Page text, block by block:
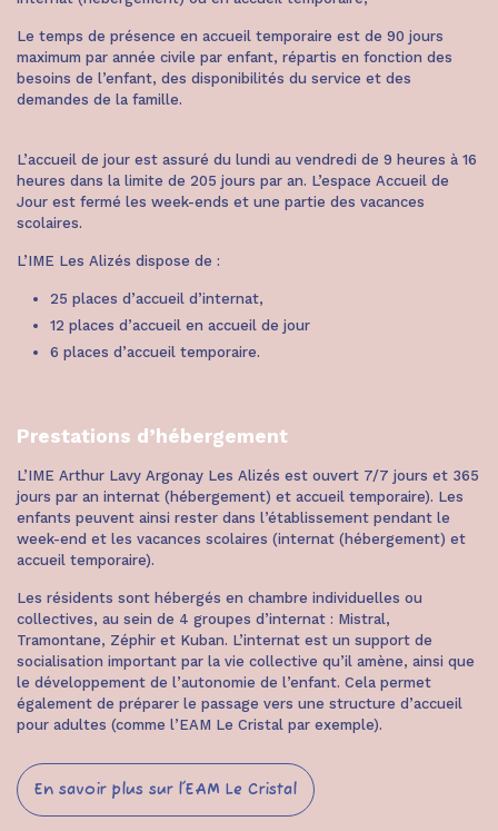
Le temps de présence en accueil temporaire est de 90 jours
maximum par année civile par enfant, répartis en fonction des
besoins de l’enfant, des disponibilités du service et des
demandes de la famille.
L’accueil de jour est assuré du lundi au vendredi de 9 heures à 16
heures dans la limite de 205 jours par an. L’espace Accueil de
Jour est fermé les week-ends et une partie des vacances
scolaires.
L’IME Les Alizés dispose de :
25 places d’accueil d’internat,
12 places d’accueil en accueil de jour
6 places d’accueil temporaire.
Prestations d’hébergement
L’IME Arthur Lavy Argonay Les Alizés est ouvert 7/7 jours et 365
jours par an internat (hébergement) et accueil temporaire). Les
enfants peuvent ainsi rester dans l’établissement pendant le
week-end et les vacances scolaires (internat (hébergement) et
accueil temporaire).
Les résidents sont hébergés en chambre individuelles ou
collectives, au sein de 4 groupes d’internat : Mistral,
Tramontane, Zéphir et Kuban. L’internat est un support de
socialisation important par la vie collective qu’il amène, ainsi que
le développement de l’autonomie de l’enfant. Cela permet
également de préparer le passage vers une structure d’accueil
pour adultes (comme l’EAM Le Cristal par exemple).
En savoir plus sur l'EAM Le Cristal